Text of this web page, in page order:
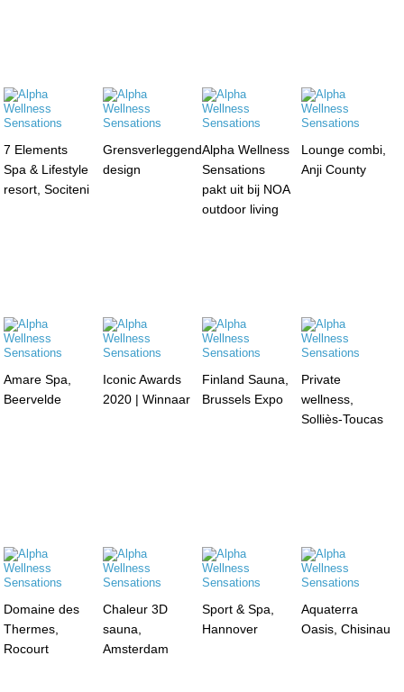
7 Elements
Spa & Lifestyle
resort, Sociteni
Grensverleggend
design
Alpha Wellness
Sensations
pakt uit bij NOA
outdoor living
Lounge combi,
Anji County
Amare Spa,
Beervelde
Iconic Awards
2020 | Winnaar
Finland Sauna,
Brussels Expo
Private
wellness,
Solliès-Toucas
Domaine des
Thermes,
Rocourt
Chaleur 3D
sauna,
Amsterdam
Sport & Spa,
Hannover
Aquaterra
Oasis, Chisinau